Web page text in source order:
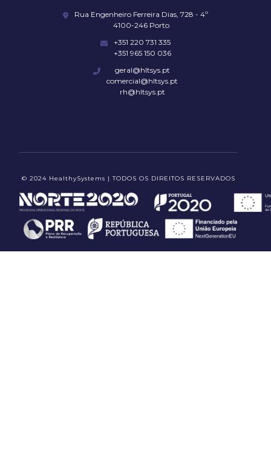
Rua Engenheiro Ferreira Dias, 728 - 4º
4100-246 Porto
+351 220 731 335
+351 965 150 036
geral@hltsys.pt
comercial@hltsys.pt
rh@hltsys.pt
© 2024 HealthySystems | TODOS OS DIREITOS RESERVADOS